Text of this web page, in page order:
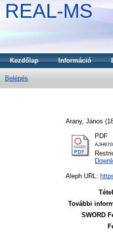
REAL-MS
Kezdőlap Információ
Belépés
Arany, János
PDF
Aleph URL:
További
SWORD